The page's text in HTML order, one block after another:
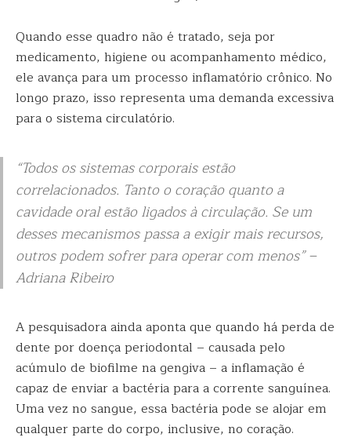
Quando esse quadro não é tratado, seja por
medicamento, higiene ou acompanhamento médico,
ele avança para um processo inflamatório crônico. No
longo prazo, isso representa uma demanda excessiva
para o sistema circulatório.
“Todos os sistemas corporais estão
correlacionados. Tanto o coração quanto a
cavidade oral estão ligados à circulação. Se um
desses mecanismos passa a exigir mais recursos,
outros podem sofrer para operar com menos” –
Adriana Ribeiro
A pesquisadora ainda aponta que quando há perda de
dente por doença periodontal – causada pelo
acúmulo de biofilme na gengiva – a inflamação é
capaz de enviar a bactéria para a corrente sanguínea.
Uma vez no sangue, essa bactéria pode se alojar em
qualquer parte do corpo, inclusive, no coração.